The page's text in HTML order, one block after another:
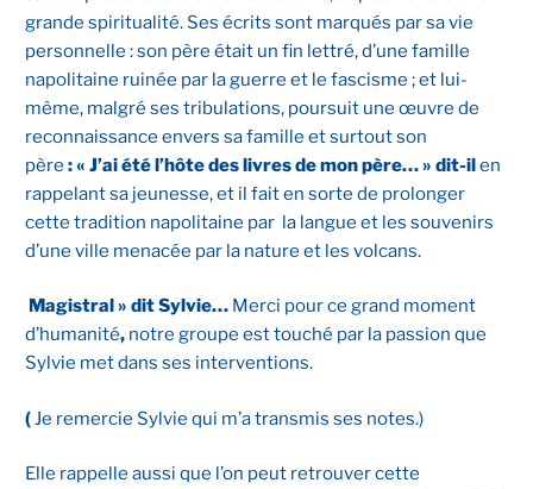
grande spiritualité. Ses écrits sont marqués par sa vie
personnelle : son père était un fin lettré, d’une famille
napolitaine ruinée par la guerre et le fascisme ; et lui-
même, malgré ses tribulations, poursuit une œuvre de
reconnaissance envers sa famille et surtout son
père : « J’ai été l’hôte des livres de mon père… » dit-ilen
rappelant sa jeunesse, et il fait en sorte de prolonger
cette tradition napolitaine par la langue et les souvenirs
d’une ville menacée par la nature et les volcans.
Magistral » dit Sylvie… Merci pour ce grand moment
d’humanité, notre groupe est touché par la passion que
Sylvie met dans ses interventions.
(Je remercie Sylvie qui m’a transmis ses notes.)
Elle rappelle aussi que l’on peut retrouver cette